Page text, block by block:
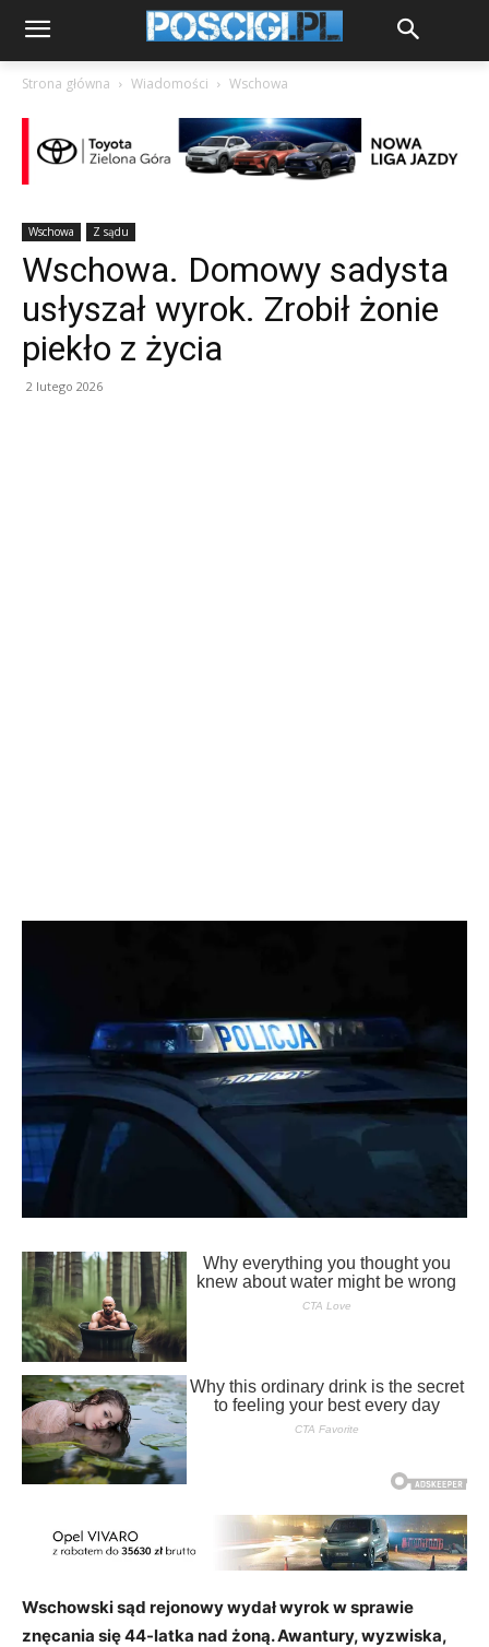
Strona główna Wiadomości Wschowa
Wschowa Z sądu
Wschowa. Domowy sadysta
usłyszał wyrok. Zrobił żonie
piekło z życia
2 lutego 2026
Wschowski sąd rejonowy wydał wyrok w sprawie
znęcania się 44-latka nad żoną. Awantury, wyzwiska,